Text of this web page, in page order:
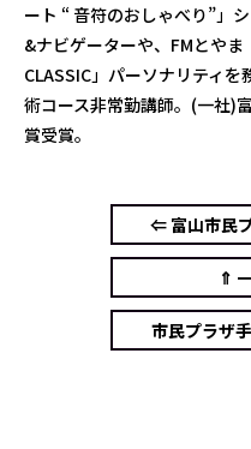
ート “ 音符のおしゃべり”」
&ナビゲーターや、FMとやま
CLASSIC」パーソナリティ
術コース非常勤講師。(一社)
賞受賞。
⇐ 富山市民
⇑
市民プラザ